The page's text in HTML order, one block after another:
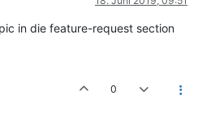
in die feature-request section
0